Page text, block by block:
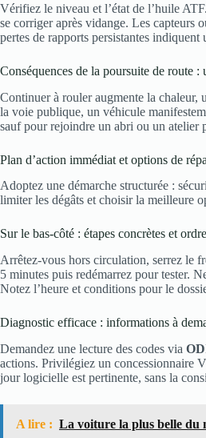
Vérifiez le niveau et l’état de l’huile
se corriger après vidange. Les capteurs
pertes de rapports persistantes
Conséquences de la poursuite de route
Continuer à rouler augmente la chaleur,
la voie publique, un véhicule
sauf pour rejoindre un abri ou un atelier
Plan d’action immédiat et options de
Adoptez une démarche structurée :
limiter les dégâts et choisir la meilleure
Sur le bas-côté : étapes concrètes et
Arrêtez-vous hors circulation, serrez le
5 minutes puis redémarrez pour tester.
Notez l’heure et conditions pour le
Diagnostic efficace : informations à
Demandez une lecture des codes via
actions. Privilégiez un concessionnaire
jour logicielle est pertinente, sans la
A lire : La voiture la plus belle du